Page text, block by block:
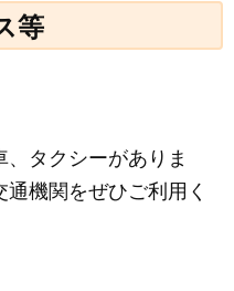
等
タクシーがありま
機関をぜひご利用く